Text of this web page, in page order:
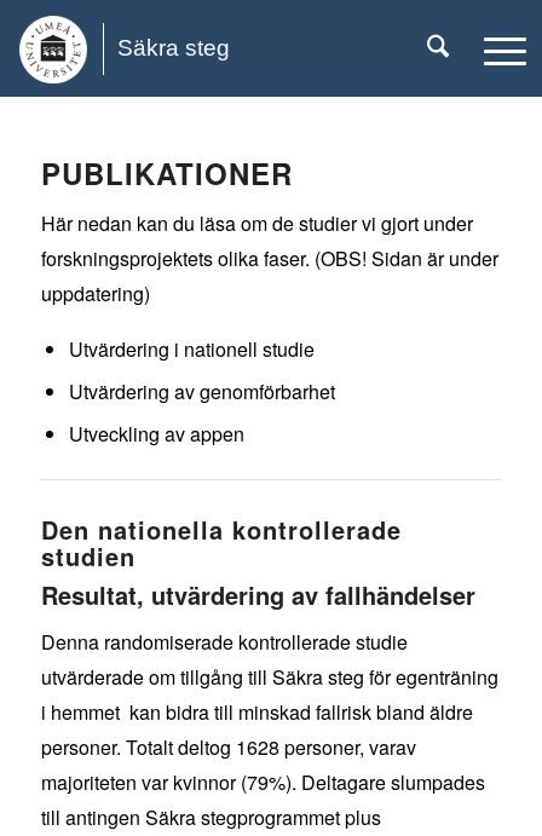
Säkra steg
PUBLIKATIONER
Här nedan kan du läsa om de studier vi gjort under
forskningsprojektets olika faser. (OBS! Sidan är under
uppdatering)
Utvärdering i nationell studie
Utvärdering av genomförbarhet
Utveckling av appen
Den nationella kontrollerade
studien
Resultat, utvärdering av fallhändelser
Denna randomiserade kontrollerade studie
utvärderade om tillgång till Säkra steg för egenträning
i hemmet kan bidra till minskad fallrisk bland äldre
personer. Totalt deltog 1628 personer, varav
majoriteten var kvinnor (79%). Deltagare slumpades
till antingen Säkra stegprogrammet plus